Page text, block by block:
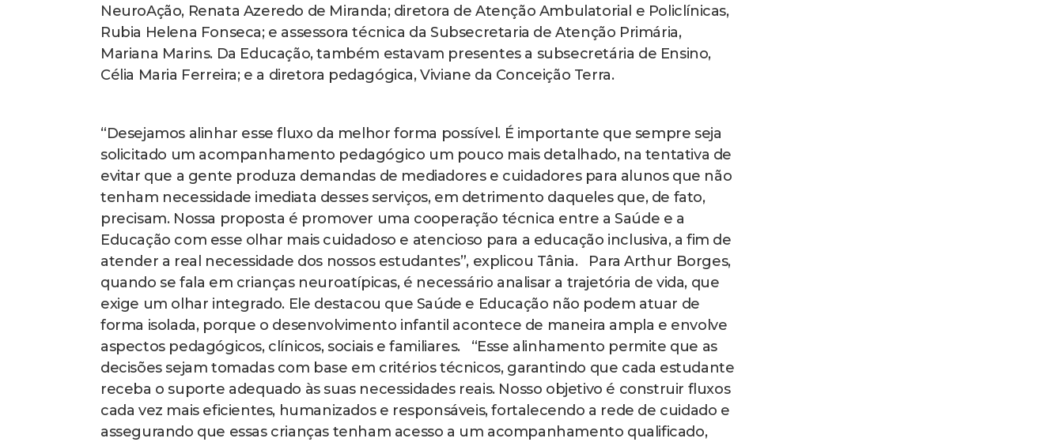
NeuroAção, Renata Azeredo de Miranda; diretora de Atenção Ambulatorial e Policlínicas,
Rubia Helena Fonseca; e assessora técnica da Subsecretaria de Atenção Primária,
Mariana Marins. Da Educação, também estavam presentes a subsecretária de Ensino,
Célia Maria Ferreira; e a diretora pedagógica, Viviane da Conceição Terra.
“Desejamos alinhar esse fluxo da melhor forma possível. É importante que sempre seja
solicitado um acompanhamento pedagógico um pouco mais detalhado, na tentativa de
evitar que a gente produza demandas de mediadores e cuidadores para alunos que não
tenham necessidade imediata desses serviços, em detrimento daqueles que, de fato,
precisam. Nossa proposta é promover uma cooperação técnica entre a Saúde e a
Educação com esse olhar mais cuidadoso e atencioso para a educação inclusiva, a fim de
atender a real necessidade dos nossos estudantes”, explicou Tânia. Para Arthur Borges,
quando se fala em crianças neuroatípicas, é necessário analisar a trajetória de vida, que
exige um olhar integrado. Ele destacou que Saúde e Educação não podem atuar de
forma isolada, porque o desenvolvimento infantil acontece de maneira ampla e envolve
aspectos pedagógicos, clínicos, sociais e familiares. “Esse alinhamento permite que as
decisões sejam tomadas com base em critérios técnicos, garantindo que cada estudante
receba o suporte adequado às suas necessidades reais. Nosso objetivo é construir fluxos
cada vez mais eficientes, humanizados e responsáveis, fortalecendo a rede de cuidado e
assegurando que essas crianças tenham acesso a um acompanhamento qualificado,